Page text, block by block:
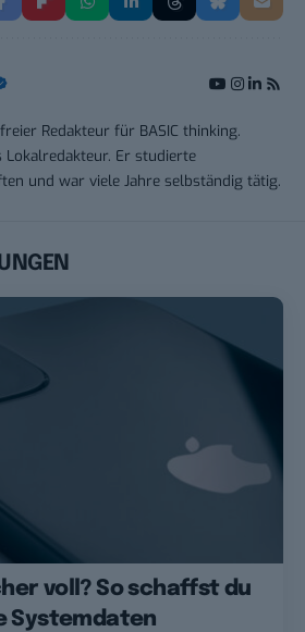
Redakteur für BASIC thinking.
Er studierte
und war viele Jahre selbständig tätig.
voll? So schaffst du
Systemdaten